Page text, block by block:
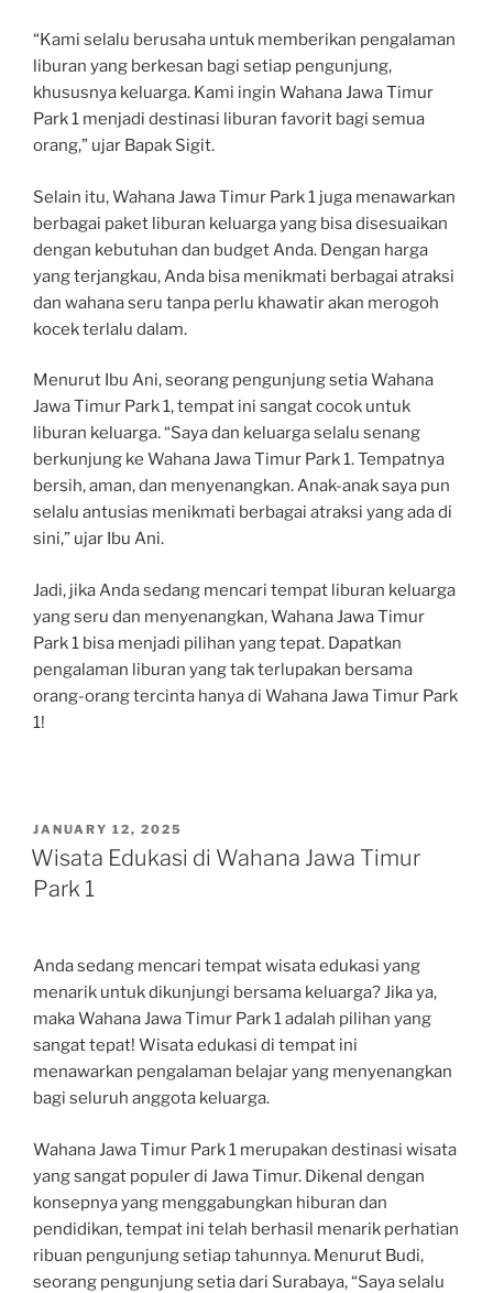
“Kami selalu berusaha untuk memberikan pengalaman
liburan yang berkesan bagi setiap pengunjung,
khususnya keluarga. Kami ingin Wahana Jawa Timur
Park 1 menjadi destinasi liburan favorit bagi semua
orang,” ujar Bapak Sigit.
Selain itu, Wahana Jawa Timur Park 1 juga menawarkan
berbagai paket liburan keluarga yang bisa disesuaikan
dengan kebutuhan dan budget Anda. Dengan harga
yang terjangkau, Anda bisa menikmati berbagai atraksi
dan wahana seru tanpa perlu khawatir akan merogoh
kocek terlalu dalam.
Menurut Ibu Ani, seorang pengunjung setia Wahana
Jawa Timur Park 1, tempat ini sangat cocok untuk
liburan keluarga. “Saya dan keluarga selalu senang
berkunjung ke Wahana Jawa Timur Park 1. Tempatnya
bersih, aman, dan menyenangkan. Anak-anak saya pun
selalu antusias menikmati berbagai atraksi yang ada di
sini,” ujar Ibu Ani.
Jadi, jika Anda sedang mencari tempat liburan keluarga
yang seru dan menyenangkan, Wahana Jawa Timur
Park 1 bisa menjadi pilihan yang tepat. Dapatkan
pengalaman liburan yang tak terlupakan bersama
orang-orang tercinta hanya di Wahana Jawa Timur Park
1!
POSTED
ON
JANUARY 12, 2025
Wisata Edukasi di Wahana Jawa Timur
Park 1
Anda sedang mencari tempat wisata edukasi yang
menarik untuk dikunjungi bersama keluarga? Jika ya,
maka Wahana Jawa Timur Park 1 adalah pilihan yang
sangat tepat! Wisata edukasi di tempat ini
menawarkan pengalaman belajar yang menyenangkan
bagi seluruh anggota keluarga.
Wahana Jawa Timur Park 1 merupakan destinasi wisata
yang sangat populer di Jawa Timur. Dikenal dengan
konsepnya yang menggabungkan hiburan dan
pendidikan, tempat ini telah berhasil menarik perhatian
ribuan pengunjung setiap tahunnya. Menurut Budi,
seorang pengunjung setia dari Surabaya, “Saya selalu